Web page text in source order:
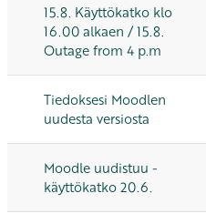
15.8. Käyttökatko klo
16.00 alkaen / 15.8.
Outage from 4 p.m
Tiedoksesi Moodlen
uudesta versiosta
Moodle uudistuu -
käyttökatko 20.6.